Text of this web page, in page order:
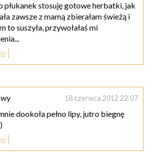
płukanek stosuję gotowe herbatki, jak
zawsze z mamą zbierałam świeżą i
to suszyła, przywołałaś mi
18 czerwca 2012 22:07
dookoła pełno lipy, jutro biegnę